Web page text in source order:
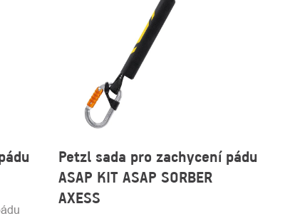
Petzl sada pro zachycení pádu
ASAP KIT ASAP SORBER
AXESS